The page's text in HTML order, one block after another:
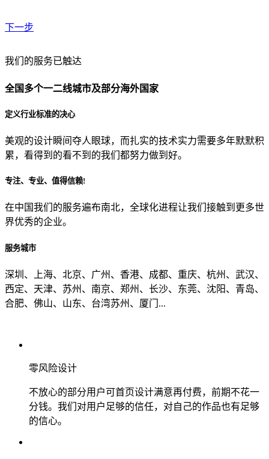
下一步
贵公司预算范围是？
贵公司的团队规模是？
目前主要的营销渠道是？
我们的服务已触达
全国多个一二线城市及部分海外国家
定义行业标准的决心
美观的设计瞬间夺人眼球，而扎实的技术实力需要多年默默积
累，看得到的看不到的我们都努力做到好。
专注、专业、值得信赖!
在中国我们的服务遍布南北，全球化进程让我们接触到更多世
界优秀的企业。
服务城市
深圳、上海、北京、广州、香港、成都、重庆、杭州、武汉、
西定、天津、苏州、南京、郑州、长沙、东莞、沈阳、青岛、
合肥、佛山、山东、台湾苏州、厦门...
零风险设计
不放心的部分用户可首页设计满意再付费，前期不花一
分钱。我们对用户足够的信任，对自己的作品也有足够
的信心。